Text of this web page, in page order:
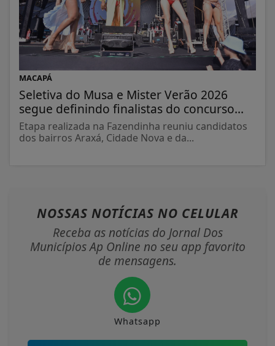
MACAPÁ
Seletiva do Musa e Mister Verão 2026
segue definindo finalistas do concurso...
Etapa realizada na Fazendinha reuniu candidatos
dos bairros Araxá, Cidade Nova e da...
NOSSAS NOTÍCIAS NO CELULAR
Receba as notícias do Jornal Dos
Municípios Ap Online no seu app favorito
de mensagens.
Whatsapp